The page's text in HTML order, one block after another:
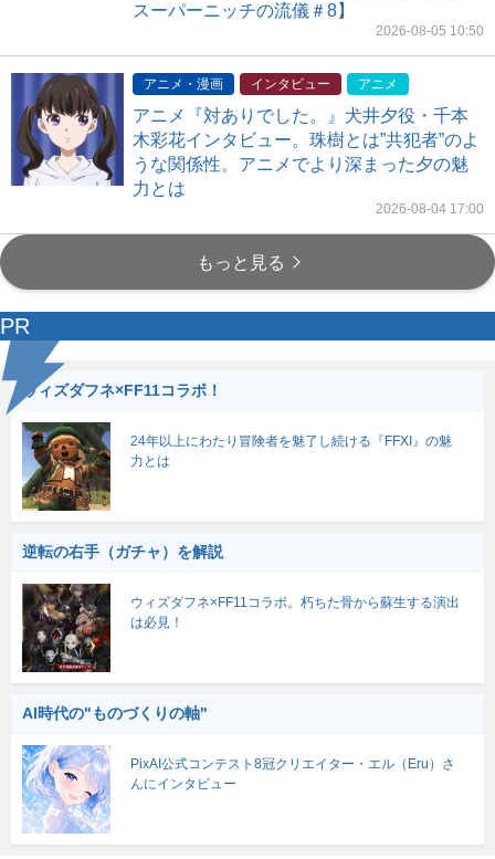
スーパーニッチの流儀＃8】
2026-08-05 10:50
アニメ・漫画 インタビュー アニメ
アニメ『対ありでした。』犬井夕役・千本
木彩花インタビュー。珠樹とは”共犯者”のよ
うな関係性。アニメでより深まった夕の魅
力とは
2026-08-04 17:00
もっと見る
PR
ウィズダフネ×FF11コラボ！
24年以上にわたり冒険者を魅了し続ける『FFXI』の魅
力とは
逆転の右手（ガチャ）を解説
ウィズダフネ×FF11コラボ。朽ちた骨から蘇生する演出
は必見！
AI時代の"ものづくりの軸"
PixAI公式コンテスト8冠クリエイター・エル（Eru）さ
んにインタビュー